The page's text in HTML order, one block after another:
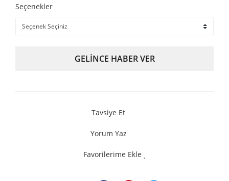
Seçenekler
GELİNCE HABER VER
Tavsiye Et
Yorum Yaz
Favorilerime Ekle